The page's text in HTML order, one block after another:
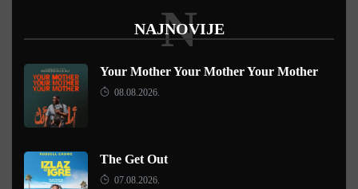
NAJNOVIJE
N
Your Mother Your Mother Your Mother
08.08.2026.
The Get Out
07.08.2026.